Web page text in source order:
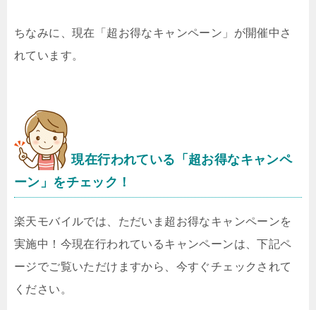
ちなみに、現在「超お得なキャンペーン」が開催中さ
れています。
現在行われている「超お得なキャンペ
ーン」をチェック！
楽天モバイルでは、ただいま超お得なキャンペーンを
実施中！今現在行われているキャンペーンは、下記ペ
ージでご覧いただけますから、今すぐチェックされて
ください。